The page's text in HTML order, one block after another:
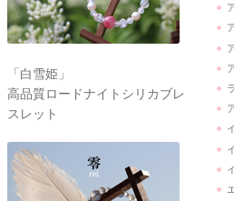
「白雪姫」
高品質ロードナイトシリカブレ
スレット